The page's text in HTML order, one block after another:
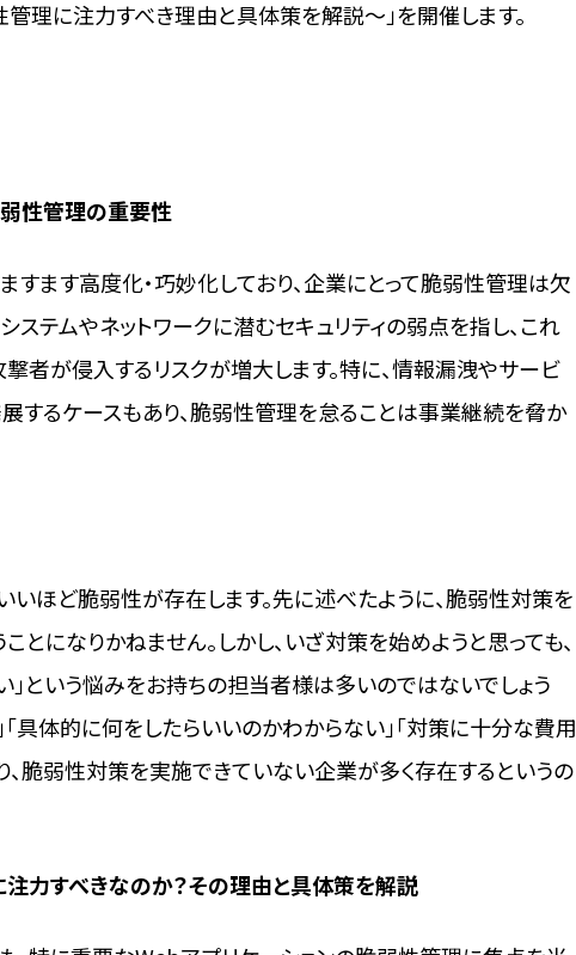
理に注力すべき理由と具体策を解説〜」を開催します。
性管理の重要性
ます高度化・巧妙化しており、企業にとって脆弱性管理は欠
ステムやネットワークに潜むセキュリティの弱点を指し、これ
者が侵入するリスクが増大します。特に、情報漏洩やサービ
するケースもあり、脆弱性管理を怠ることは事業継続を脅か
いほど脆弱性が存在します。先に述べたように、脆弱性対策を
とになりかねません。しかし、いざ対策を始めようと思っても、
という悩みをお持ちの担当者様は多いのではないでしょう
具体的に何をしたらいいのかわからない」「対策に十分な費用
、脆弱性対策を実施できていない企業が多く存在するというの
力すべきなのか？その理由と具体策を解説